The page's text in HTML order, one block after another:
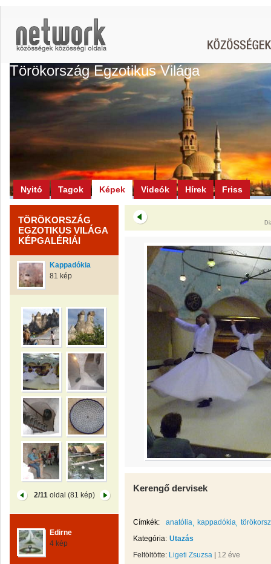
Törökország Egzotikus Világa
Nyitó Tagok Képek Videók Hírek Friss
TÖRÖKORSZÁG
EGZOTIKUS VILÁGA
KÉPGALÉRIÁI
Kappadókia
81 kép
2/11oldal (81 kép)
Edirne
4 kép
Kerengő dervisek
Címkék: anatólia kappadókia
Kategória: Utazás
Feltöltötte: Ligeti Zsuzsa
12 éve